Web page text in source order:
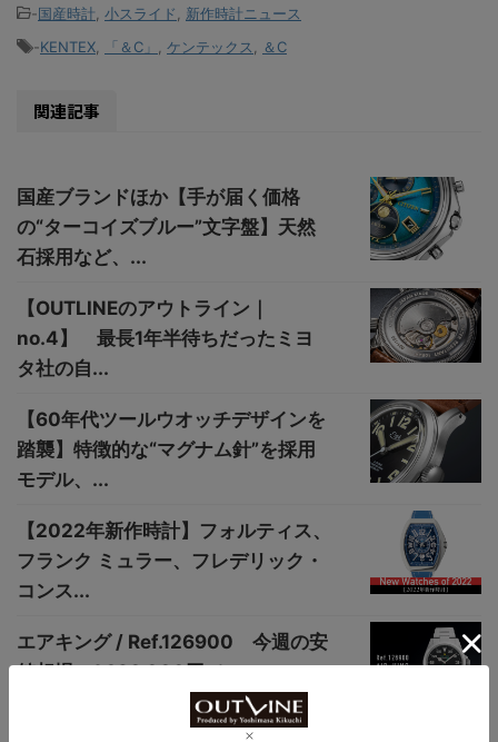
-国産時計 小スライド
新作時計ニュース
-KENTEX 「＆C」 ケンテックス ＆C
関連記事
国産ブランドほか【手が届く価格
の“ターコイズブルー”文字盤】天然
石採用など、...
【OUTLINEのアウトライン｜
no.4】 最長1年半待ちだったミヨ
タ社の自...
【60年代ツールウオッチデザインを
踏襲】特徴的な“マグナム針”を採用
モデル、...
【2022年新作時計】フォルティス、
フランク ミュラー、フレデリック・
コンス...
エアキング / Ref.126900 今週の安
値相場：1,690,000円（...